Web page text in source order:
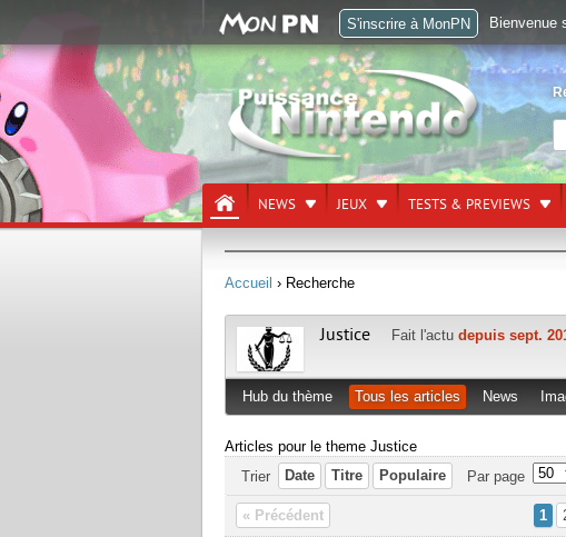
NEWS JEUX TESTS & PREVIEWS
Accueil › Recherche
Justice Fait l'actu depuis sept.
Hub du thème Tous les articles News
Articles pour le theme Justice
Trier
Date Titre Populaire Par page
« Précédent 1
S'inscrire à MonPN Bienvenue